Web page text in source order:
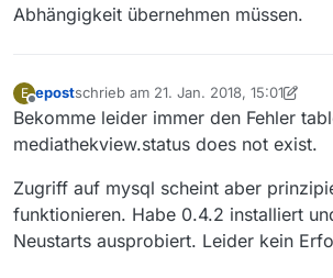
Abhängigkeit übernehmen müssen.
E
Offline
epostschrieb am 21. Jan. 2018, 15:01
zuletzt editiert von epost
Bekomme leider immer den Fehler
mediathekview.status does not exist.
Zugriff auf mysql scheint aber
funktionieren. Habe 0.4.2 installiert
Neustarts ausprobiert. Leider kein